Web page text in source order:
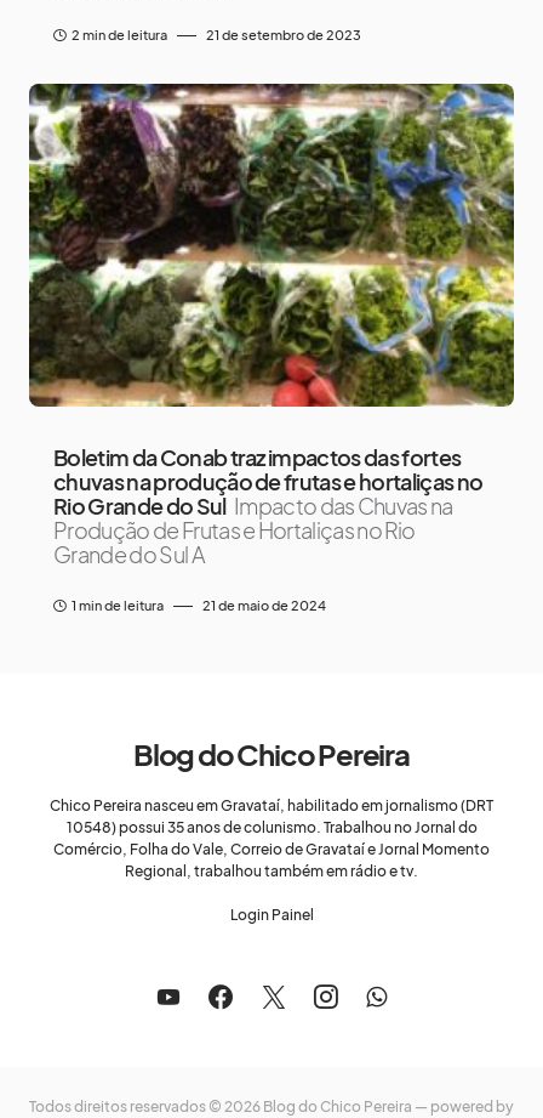
2 min de leitura 21 de setembro de 2023
Boletim da Conab traz impactos das fortes
chuvas na produção de frutas e hortaliças no
Rio Grande do Sul Impacto das Chuvas na
Produção de Frutas e Hortaliças no Rio
Grande do Sul A
1 min de leitura 21 de maio de 2024
Blog do Chico Pereira
Chico Pereira nasceu em Gravataí, habilitado em jornalismo (DRT
10548) possui 35 anos de colunismo. Trabalhou no Jornal do
Comércio, Folha do Vale, Correio de Gravataí e Jornal Momento
Regional, trabalhou também em rádio e tv.
Login Painel
Todos direitos reservados © 2026 Blog do Chico Pereira — powered by